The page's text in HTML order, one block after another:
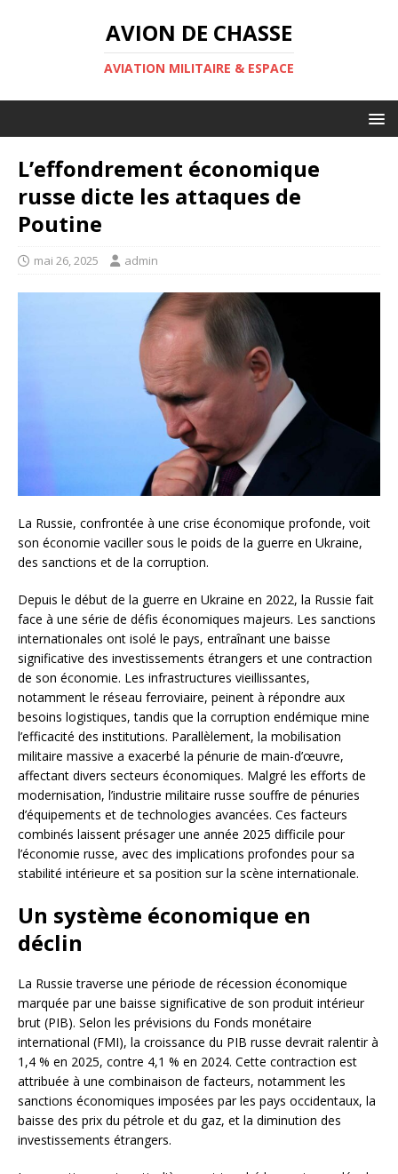
AVION DE CHASSE
AVIATION MILITAIRE & ESPACE
L’effondrement économique
russe dicte les attaques de
Poutine
mai 26, 2025 admin
La Russie, confrontée à une crise économique profonde, voit
son économie vaciller sous le poids de la guerre en Ukraine,
des sanctions et de la corruption.
Depuis le début de la guerre en Ukraine en 2022, la Russie fait
face à une série de défis économiques majeurs. Les sanctions
internationales ont isolé le pays, entraînant une baisse
significative des investissements étrangers et une contraction
de son économie. Les infrastructures vieillissantes,
notamment le réseau ferroviaire, peinent à répondre aux
besoins logistiques, tandis que la corruption endémique mine
l’efficacité des institutions. Parallèlement, la mobilisation
militaire massive a exacerbé la pénurie de main-d’œuvre,
affectant divers secteurs économiques. Malgré les efforts de
modernisation, l’industrie militaire russe souffre de pénuries
d’équipements et de technologies avancées. Ces facteurs
combinés laissent présager une année 2025 difficile pour
l’économie russe, avec des implications profondes pour sa
stabilité intérieure et sa position sur la scène internationale.
Un système économique en
déclin
La Russie traverse une période de récession économique
marquée par une baisse significative de son produit intérieur
brut (PIB). Selon les prévisions du Fonds monétaire
international (FMI), la croissance du PIB russe devrait ralentir à
1,4 % en 2025, contre 4,1 % en 2024. Cette contraction est
attribuée à une combinaison de facteurs, notamment les
sanctions économiques imposées par les pays occidentaux, la
baisse des prix du pétrole et du gaz, et la diminution des
investissements étrangers.